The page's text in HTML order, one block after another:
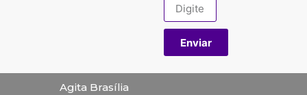
Enviar
Agita Brasília